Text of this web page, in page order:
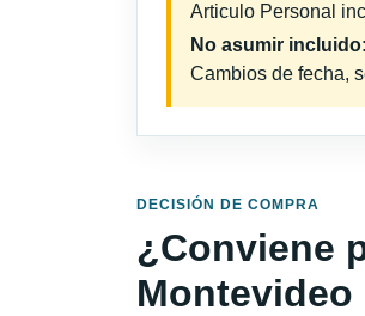
Articulo Personal
No asumir incluido:
Cambios de fecha,
DECISIÓN DE COMPRA
¿Conviene
Montevideo